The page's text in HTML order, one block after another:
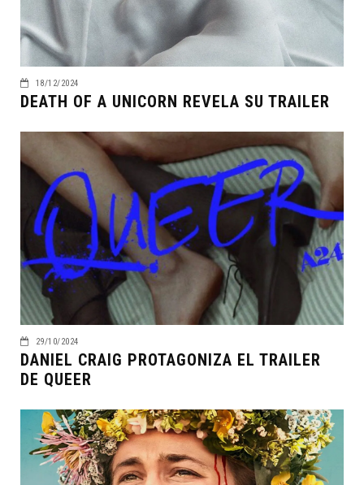
18/12/2024
DEATH OF A UNICORN REVELA SU TRAILER
29/10/2024
DANIEL CRAIG PROTAGONIZA EL TRAILER
DE QUEER